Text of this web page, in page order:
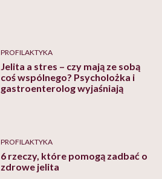
PROFILAKTYKA
Jelita a stres – czy mają ze sobą
coś wspólnego? Psycholożka i
gastroenterolog wyjaśniają
PROFILAKTYKA
6 rzeczy, które pomogą zadbać o
zdrowe jelita